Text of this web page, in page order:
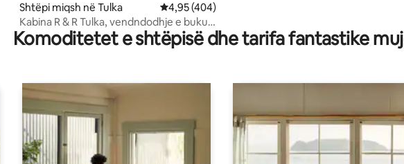
Shtëpi miqsh në Tulka Vlerësimi mesatar 4,95 nga 5, 404 vlerësime
4,95 (404)
Kabina R & R Tulka, vendndodhje e bukur
❤️
Komoditetet e shtëpisë dhe tarifa fantastike